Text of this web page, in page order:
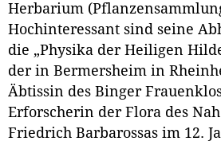
Herbarium
Hochinteressant sind seine
die „Physika der Heiligen
der in Bermersheim in
Äbtissin des Binger
Erforscherin der Flora des
Friedrich Barbarossas im 12.